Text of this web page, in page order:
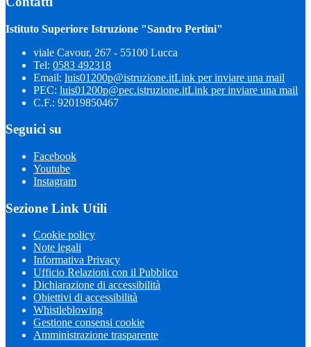
Istituto Superiore Istruzione "Sandro Pertini"
viale Cavour, 267 - 55100 Lucca
Tel: 0583 492318
Email: luis01200p@istruzione.itLink per inviare una mail
PEC: luis01200p@pec.istruzione.itLink per inviare una mail
C.F.: 92019850467
Seguici su
Facebook
Youtube
Instagram
Sezione Link Utili
Cookie policy
Note legali
Informativa Privacy
Ufficio Relazioni con il Pubblico
Dichiarazione di accessibilità
Obiettivi di accessibilità
Whistleblowing
Gestione consensi cookie
Amministrazione trasparente